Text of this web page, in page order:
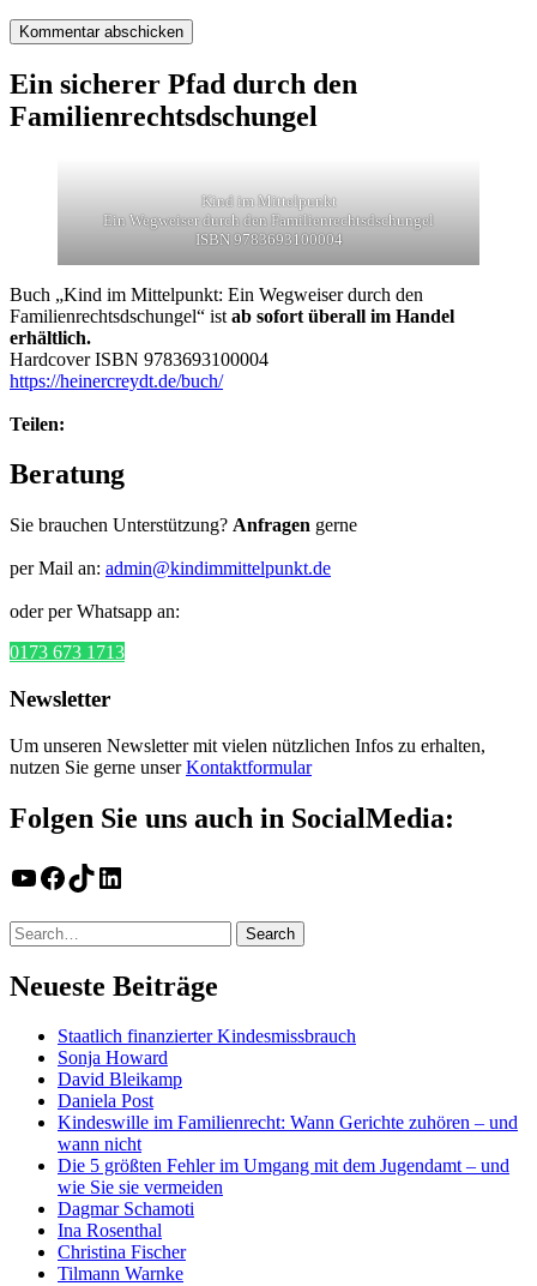
Ein sicherer Pfad durch den
Familienrechtsdschungel
Kind im Mittelpunkt
Ein Wegweiser durch den Familienrechtsdschungel
ISBN 9783693100004
Buch „Kind im Mittelpunkt: Ein Wegweiser durch den
Familienrechtsdschungel“ ist ab sofort überall im Handel
erhältlich.
Hardcover ISBN 9783693100004
https://heinercreydt.de/buch/
Teilen:
Beratung
Sie brauchen Unterstützung? Anfragen gerne
per Mail an: admin@kindimmittelpunkt.de
oder per Whatsapp an:
0173 673 1713
Newsletter
Um unseren Newsletter mit vielen nützlichen Infos zu erhalten,
nutzen Sie gerne unserKontaktformular
Folgen Sie uns auch in SocialMedia:
YouTube
Facebook
TikTokLinkedIn
Neueste Beiträge
Staatlich finanzierter Kindesmissbrauch
Sonja Howard
David Bleikamp
Daniela Post
Kindeswille im Familienrecht: Wann Gerichte zuhören – und
wann nicht
Die 5 größten Fehler im Umgang mit dem Jugendamt – und
wie Sie sie vermeiden
Dagmar Schamoti
Ina Rosenthal
Christina Fischer
Tilmann Warnke